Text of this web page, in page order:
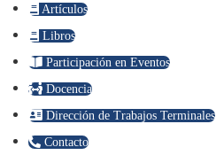
Artículos
Libros
Participación en Eventos
Docencia
Dirección de Trabajos Terminales
Contacto